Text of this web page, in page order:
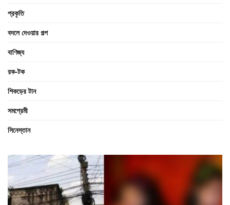
প্রকৃতি
বদলে দেওয়ার গল্প
বাণিজ্য
রক-টক
শিকড়ের টান
সমপ্রেমী
সিনেস্তান